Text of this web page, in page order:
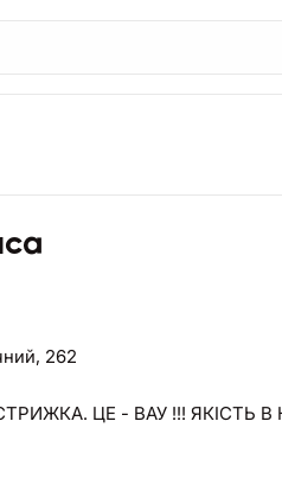
262
ЦЕ - ВАУ !!! ЯКІСТЬ В